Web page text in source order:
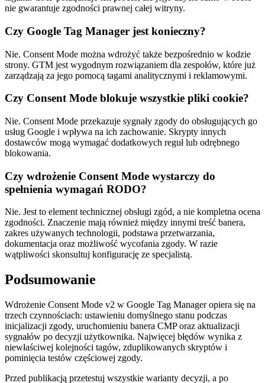
nie gwarantuje zgodności prawnej całej witryny.
Czy Google Tag Manager jest konieczny?
Nie. Consent Mode można wdrożyć także bezpośrednio w kodzie
strony. GTM jest wygodnym rozwiązaniem dla zespołów, które już
zarządzają za jego pomocą tagami analitycznymi i reklamowymi.
Czy Consent Mode blokuje wszystkie pliki cookie?
Nie. Consent Mode przekazuje sygnały zgody do obsługujących go
usług Google i wpływa na ich zachowanie. Skrypty innych
dostawców mogą wymagać dodatkowych reguł lub odrębnego
blokowania.
Czy wdrożenie Consent Mode wystarczy do
spełnienia wymagań RODO?
Nie. Jest to element technicznej obsługi zgód, a nie kompletna ocena
zgodności. Znaczenie mają również między innymi treść banera,
zakres używanych technologii, podstawa przetwarzania,
dokumentacja oraz możliwość wycofania zgody. W razie
wątpliwości skonsultuj konfigurację ze specjalistą.
Podsumowanie
Wdrożenie Consent Mode v2 w Google Tag Manager opiera się na
trzech czynnościach: ustawieniu domyślnego stanu podczas
inicjalizacji zgody, uruchomieniu banera CMP oraz aktualizacji
sygnałów po decyzji użytkownika. Najwięcej błędów wynika z
niewłaściwej kolejności tagów, zduplikowanych skryptów i
pominięcia testów częściowej zgody.
Przed publikacją przetestuj wszystkie warianty decyzji, a po